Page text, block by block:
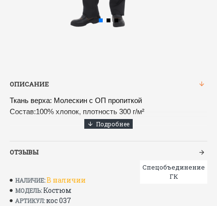
ОПИСАНИЕ
Ткань верха: Молескин с ОП пропиткой
Состав:100% хлопок, плотность 300 г/м²
• кокетка
• центральная потайная застежка на пуговицы
• карманы в рельефных швах
• полочки и рукава дополнительно усилены накладками из
огнезащитной ткани
ОТЗЫВЫ
НАЛИЧИЕ:В наличии
МОДЕЛЬ: Костюм
АРТИКУЛ: кос 037
Спецобъединение
ГК